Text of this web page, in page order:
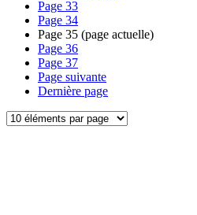
Page 33
Page 34
Page 35 (page actuelle)
Page 36
Page 37
Page suivante
Dernière page